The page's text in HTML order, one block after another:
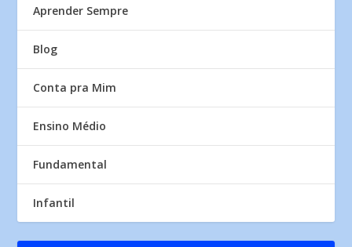
Aprender Sempre
Blog
Conta pra Mim
Ensino Médio
Fundamental
Infantil